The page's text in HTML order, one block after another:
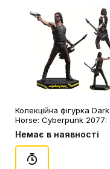
Колекційна фігурка Dark
Horse: Cyberpunk 2077:
Johnny Silverhand, (6414)
Немає в наявності